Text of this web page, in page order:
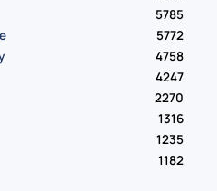
5785
5772
4758
4247
2270
1316
1235
1182